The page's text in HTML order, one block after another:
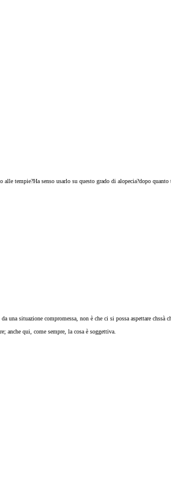
tempie?Ha senso usarlo su questo grado di alopecia?dopo quanto
situazione compromessa, non è che ci si possa aspettare chssà
anche qui, come sempre, la cosa è soggettiva.